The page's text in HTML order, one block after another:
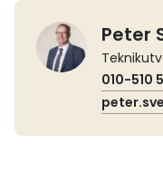
Peter
010-510